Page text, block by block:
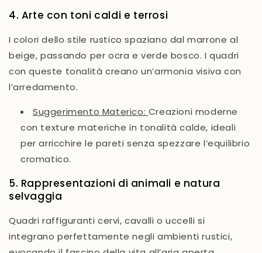
4. Arte con toni caldi e terrosi
I colori dello stile rustico spaziano dal marrone al
beige, passando per ocra e verde bosco. I quadri
con queste tonalità creano un’armonia visiva con
l’arredamento.
Suggerimento Materico: Creazioni moderne
con texture materiche in tonalità calde, ideali
per arricchire le pareti senza spezzare l’equilibrio
cromatico.
5. Rappresentazioni di animali e natura
selvaggia
Quadri raffiguranti cervi, cavalli o uccelli si
integrano perfettamente negli ambienti rustici,